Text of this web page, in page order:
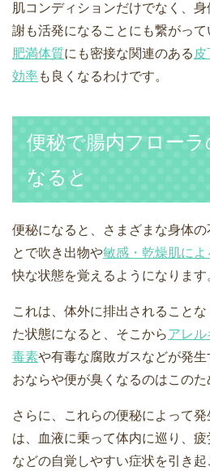
肌コンディションだけでなく、
謝も活発になることにも繋がって
肥満体質にも密接な関連のある
効率も良くなるわけです。
便秘で腸内フローラ
なると
便秘になると、さまざまな身体
とで吹き出物や敏感・乾燥肌に
快な状態を覚えるようになります
これは、体外に排出されること
た状態になると、そこからアレ
毒素や有毒な腐敗ガスなどが発
おならや便が臭くなるのはこのた
さらに、これらの便秘によって
は、血液に乗って体内に巡り、
などの自覚しやすい症状を引き